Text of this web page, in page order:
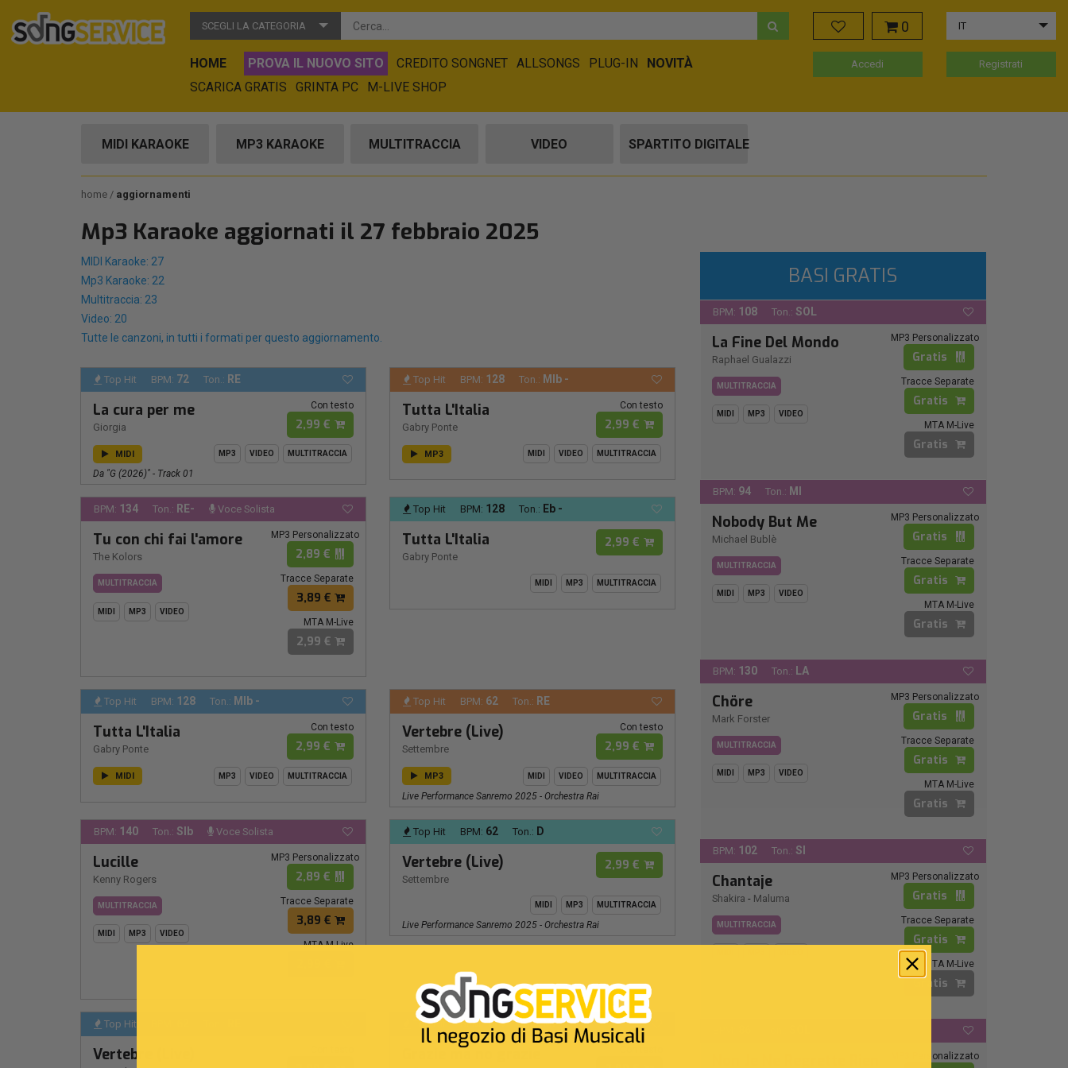
SCEGLI LA CATEGORIA
HOME PROVA IL NUOVO SITO CREDITO SONGNET ALLSONGS PLUG-IN
NOVITÀ
SCARICA GRATIS
GRINTA PC M-LIVE SHOP
0 IT
Accedi Registrati
MIDI KARAOKE MP3 KARAOKE MULTITRACCIA VIDEO SPARTITO DIGITALE
home aggiornamenti
Mp3 Karaoke aggiornati il 27 febbraio 2025
MIDI Karaoke: 27
Mp3 Karaoke: 22
Multitraccia: 23
Video: 20
Tutte le canzoni, in tutti i formati per questo aggiornamento.
Top Hit BPM: 72 Ton.: RE
La cura per me
Giorgia
Con testo
2,99 €
MIDI MP3 VIDEO MULTITRACCIA
Da "G (2026)" - Track 01
Top Hit BPM: 128 Ton.: MIb -
Tutta L'Italia
Gabry Ponte
Con testo
2,99 €
MP3 MIDI VIDEO MULTITRACCIA
BPM: 134 Ton.: RE- Voce Solista
Tu con chi fai l'amore
The Kolors
MULTITRACCIA
MIDI MP3 VIDEO
MP3 Personalizzato
2,89 €
Tracce Separate
3,89 €
MTA M-Live
2,99 €
Top Hit BPM: 128 Ton.: Eb -
Tutta L'Italia
Gabry Ponte
2,99 €
MIDI MP3 MULTITRACCIA
Top Hit BPM: 128 Ton.: MIb -
Tutta L'Italia
Gabry Ponte
Con testo
2,99 €
MIDI MP3 VIDEO MULTITRACCIA
Top Hit BPM: 62 Ton.: RE
Vertebre (Live)
Settembre
Con testo
2,99 €
MP3 MIDI VIDEO MULTITRACCIA
Live Performance Sanremo 2025 - Orchestra Rai
BPM: 140 Ton.: SIb Voce Solista
Lucille
Kenny Rogers
MULTITRACCIA
MIDI MP3 VIDEO
MP3 Personalizzato
2,89 €
Tracce Separate
3,89 €
MTA M-Live
Top Hit BPM: 62 Ton.: D
Vertebre (Live)
Settembre
2,99 €
MIDI MP3 MULTITRACCIA
Live Performance Sanremo 2025 - Orchestra Rai
Top Hit
Vertebre (Live)
Top Hit BPM:114 Ton.:MI -
Grazie ma no grazie
BASI GRATIS
BPM: 108 Ton.: SOL
La Fine Del Mondo
Raphael Gualazzi
MULTITRACCIA
MIDI MP3 VIDEO
MP3 Personalizzato
Gratis
Tracce Separate
Gratis
MTA M-Live
Gratis
BPM: 94 Ton.: MI
Nobody But Me
Michael Bublè
MULTITRACCIA
MIDI MP3 VIDEO
MP3 Personalizzato
Gratis
Tracce Separate
Gratis
MTA M-Live
Gratis
BPM: 130 Ton.: LA
Chöre
Mark Forster
MULTITRACCIA
MIDI MP3 VIDEO
MP3 Personalizzato
Gratis
Tracce Separate
Gratis
MTA M-Live
Gratis
BPM: 102 Ton.: SI
Chantaje
Shakira - Maluma
MULTITRACCIA
MP3 Personalizzato
Gratis
Tracce Separate
Gratis
MTA M-Live
Gratis
MP3 Personalizzato